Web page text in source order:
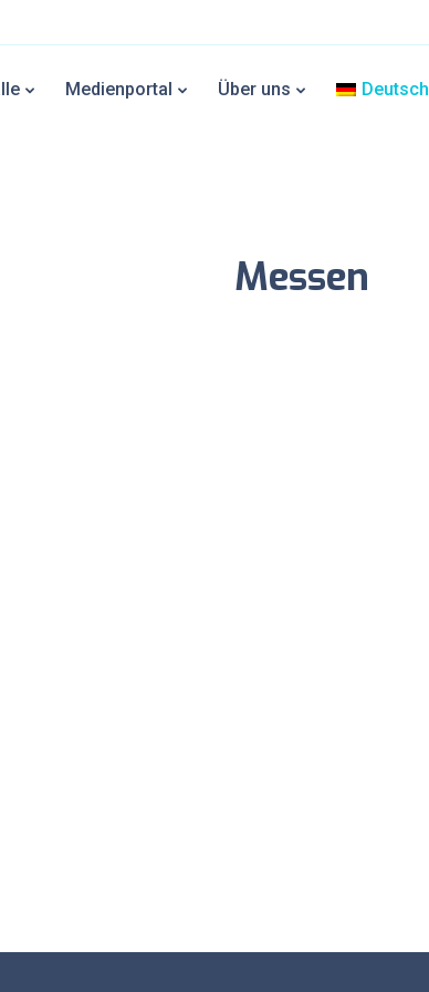
Medienportal Über uns Deutsch
Messen